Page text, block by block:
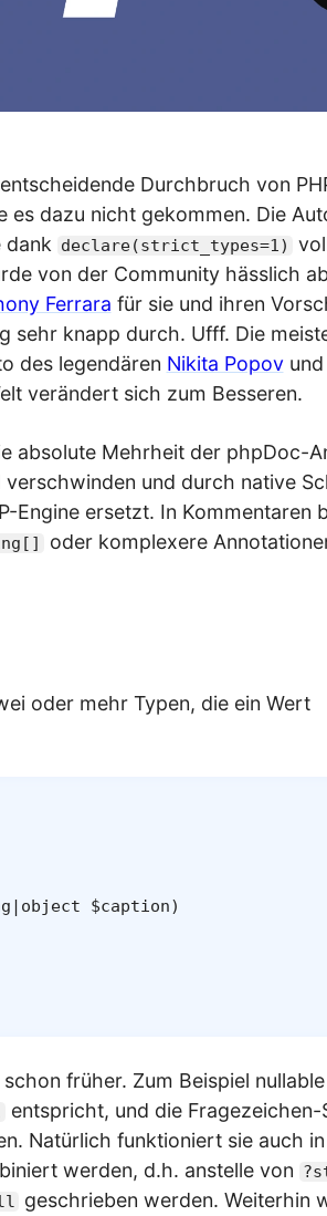
Durchbruch von
es dazu nicht gekommen. Die
dank declare(strict_types=1)
von der Community hässlich
Ferrara für sie und ihren
sehr knapp durch. Ufff. Die
des legendären Nikita Popovund
verändert sich zum Besseren.
absolute Mehrheit der phpDoc-
und durch native
Engine ersetzt. In Kommentaren
oder komplexere
oder mehr Typen, die ein Wert
| object $caption)
früher. Zum Beispiel
entspricht, und die
Natürlich funktioniert sie auch in
werden, d.h. anstelle von
geschrieben werden. Weiterhin